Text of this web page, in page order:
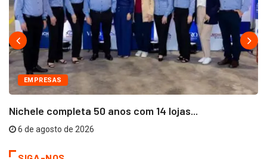
EMPRESAS
Nichele completa 50 anos com 14 lojas...
6 de agosto de 2026